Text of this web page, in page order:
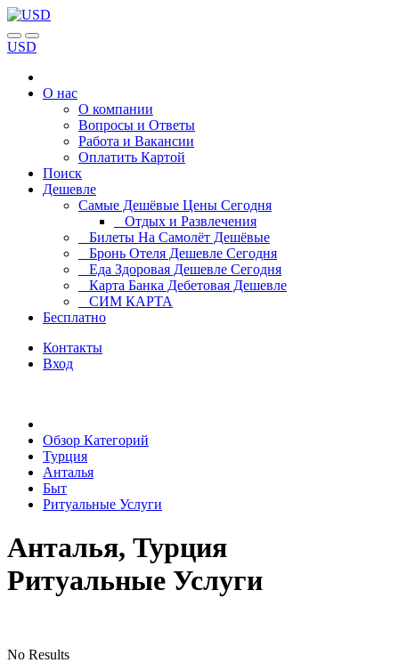
USD
О нас
О компании
Вопросы и Ответы
Работа и Вакансии
Оплатить Картой
Поиск
Дешевле
Самые Дешёвые Цены Сегодня
Отдых и Развлечения
Билеты На Самолёт Дешёвые
Бронь Отеля Дешевле Сегодня
Еда Здоровая Дешевле Сегодня
Карта Банка Дебетовая Дешевле
СИМ КАРТА
Бесплатно
Контакты
Вход
Обзор Категорий
Турция
Анталья
Быт
Ритуальные Услуги
Анталья, Турция
Ритуальные Услуги
No Results